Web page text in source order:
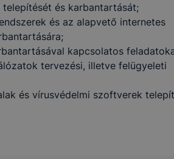
és karbantartását;
és az alapvető internetes
kapcsolatos
tervezési, illetve felügyeleti
és vírusvédelmi szoftverek
és
honlap a